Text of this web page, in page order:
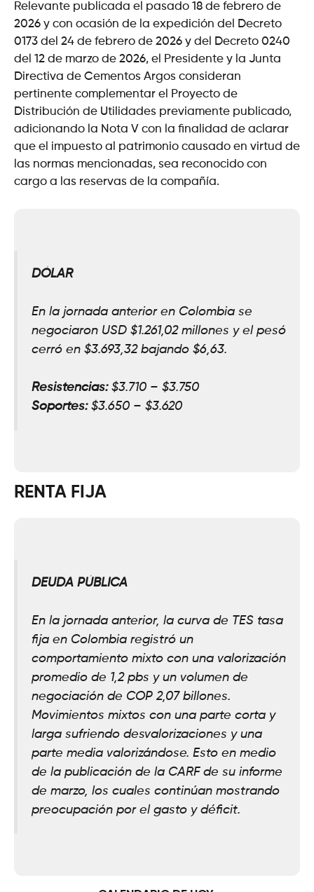
Relevante publicada el pasado 18 de febrero de
2026 y con ocasión de la expedición del Decreto
0173 del 24 de febrero de 2026 y del Decreto 0240
del 12 de marzo de 2026, el Presidente y la Junta
Directiva de Cementos Argos consideran
pertinente complementar el Proyecto de
Distribución de Utilidades previamente publicado,
adicionando la Nota V con la finalidad de aclarar
que el impuesto al patrimonio causado en virtud de
las normas mencionadas, sea reconocido con
cargo a las reservas de la compañía.
DÓLAR
En la jornada anterior en Colombia se
negociaron USD $1.261,02 millones y el pesó
cerró en $3.693,32 bajando $6,63.
Resistencias:$3.710 – $3.750
Soportes: $3.650 – $3.620
RENTA FIJA
DEUDA PÚBLICA
En la jornada anterior, la curva de TES tasa
fija en Colombia registró un
comportamiento mixto con una valorización
promedio de 1,2 pbs y un volumen de
negociación de COP 2,07 billones.
Movimientos mixtos con una parte corta y
larga sufriendo desvalorizaciones y una
parte media valorizándose. Esto en medio
de la publicación de la CARF de su informe
de marzo, los cuales continúan mostrando
preocupación por el gasto y déficit.